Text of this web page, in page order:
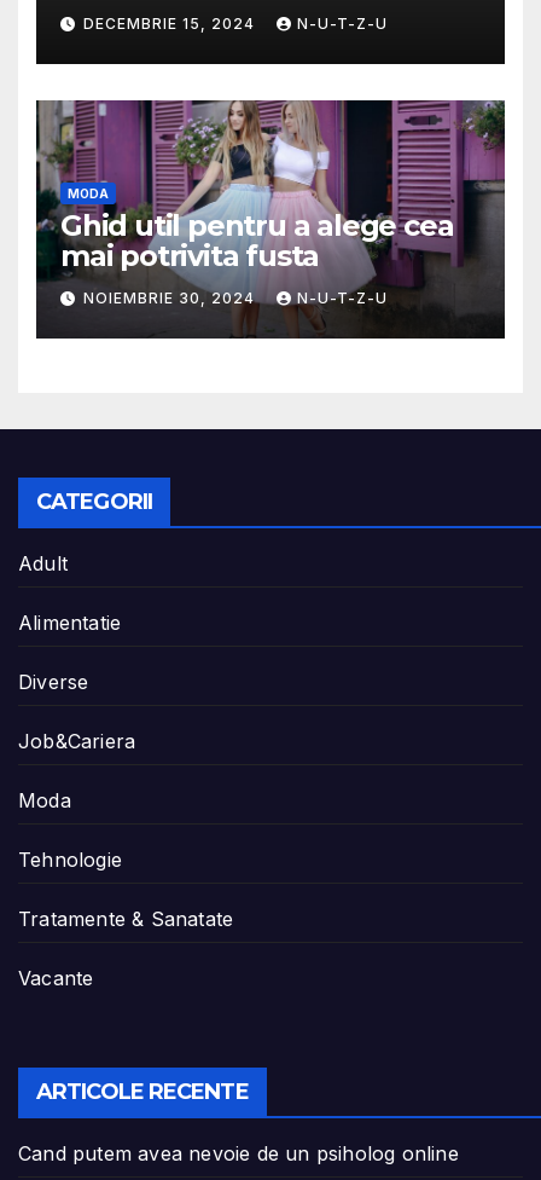
DECEMBRIE 15, 2024 N-U-T-Z-U
MODA
Ghid util pentru a alege cea
mai potrivita fusta
NOIEMBRIE 30, 2024 N-U-T-Z-U
CATEGORII
Adult
Alimentatie
Diverse
Job&Cariera
Moda
Tehnologie
Tratamente & Sanatate
Vacante
ARTICOLE RECENTE
Cand putem avea nevoie de un psiholog online